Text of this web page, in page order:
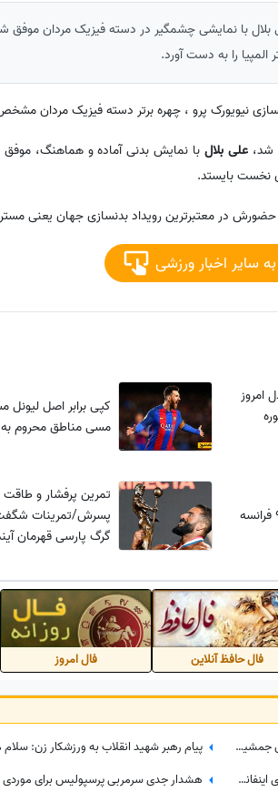
با نمایشی چشمگیر در دسته فیزیک مردان موفق
را به دست آورد.
نیویورک پرو ، چهره برتر دسته فیزیک مردان
شد،علی بلال با نمایش بدنی آماده و هماهنگ،
نخست بایستد.
در معتبرترین رویداد بدنسازی جهان یعنی مستر
سایر اخبار ورزشی
امروز
کپی برابر اصل
مسی مناطق محروم
تمرین پرفشار و
پسرش/تمرینات
گرگ پارسی قهرمان
فال حافظ آنلاین فال امروز
اولین ویدئو لورفته از عروسی رونالدو و جورجینا؛ سنگ تمام عباس جمشیدی‌فر برای جشن نوستالژیک ستاره فوتبال!
پیام رهبر شهید انقلاب به ورزشکار زن: سلام
عذرخواهی رئیس فیفا هم دیگر فایده ندارد! فروش جام جهانی برای اینفانتینو گران تمام شد